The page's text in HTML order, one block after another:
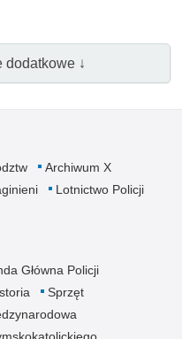
dodatkowe ↓
Archiwum X
Lotnictwo Policji
Główna Policji
Sprzęt